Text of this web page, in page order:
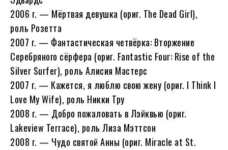
2006 г. — Мёртвая девушка (ориг. The Dead Girl),
роль Розетта
2007 г. — Фантастическая четвёрка: Вторжение
Серебряного сёрфера (ориг. Fantastic Four: Rise of the
Silver Surfer), роль Алисия Мастерс
2007 г. — Кажется, я люблю свою жену (ориг. I Think I
Love My Wife), роль Никки Тру
2008 г. — Добро пожаловать в Лэйквью (ориг.
Lakeview Terrace), роль Лиза Мэттсон
2008 г. — Чудо святой Анны (ориг. Miracle at St.